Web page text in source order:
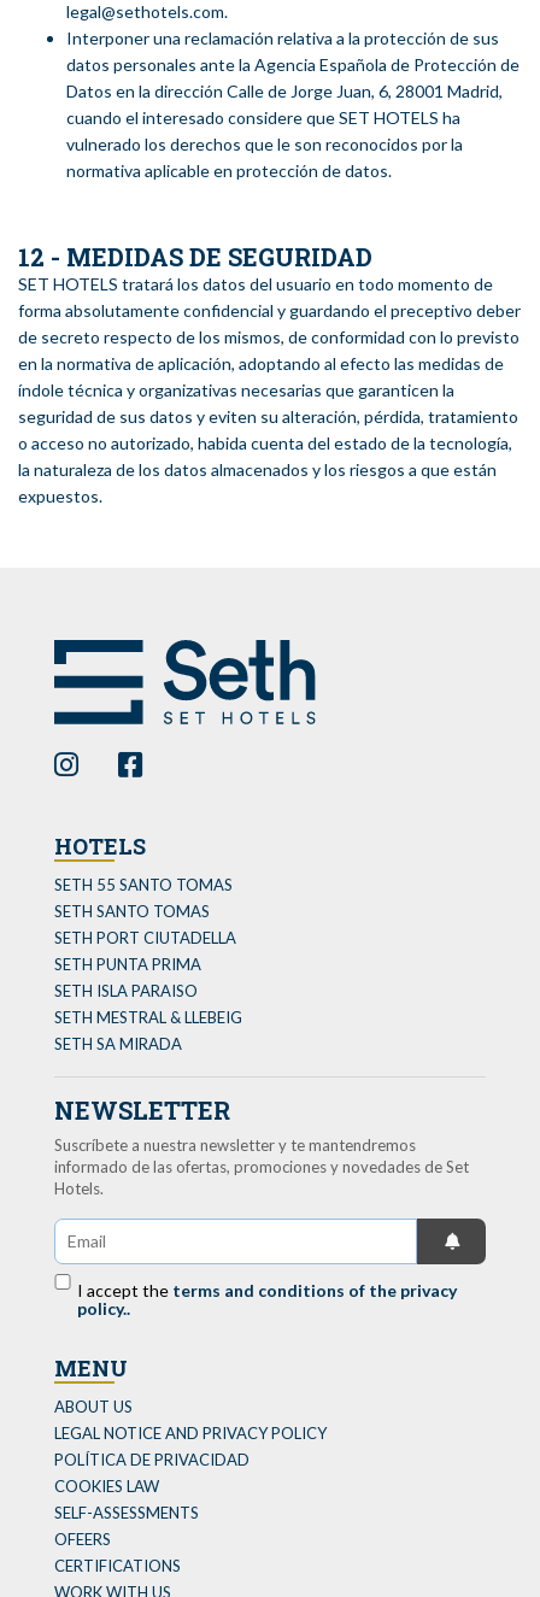
legal@sethotels.com.
Interponer una reclamación relativa a la protección de sus
datos personales ante la Agencia Española de Protección de
Datos en la dirección Calle de Jorge Juan, 6, 28001 Madrid,
cuando el interesado considere que SET HOTELS ha
vulnerado los derechos que le son reconocidos por la
normativa aplicable en protección de datos.
12 - MEDIDAS DE SEGURIDAD
SET HOTELS tratará los datos del usuario en todo momento de
forma absolutamente confidencial y guardando el preceptivo deber
de secreto respecto de los mismos, de conformidad con lo previsto
en la normativa de aplicación, adoptando al efecto las medidas de
índole técnica y organizativas necesarias que garanticen la
seguridad de sus datos y eviten su alteración, pérdida, tratamiento
o acceso no autorizado, habida cuenta del estado de la tecnología,
la naturaleza de los datos almacenados y los riesgos a que están
expuestos.
HOTELS
SETH 55 SANTO TOMAS
SETH SANTO TOMAS
SETH PORT CIUTADELLA
SETH PUNTA PRIMA
SETH ISLA PARAISO
SETH MESTRAL & LLEBEIG
SETH SA MIRADA
NEWSLETTER
Suscríbete a nuestra newsletter y te mantendremos
informado de las ofertas, promociones y novedades de Set
Hotels.
I accept the terms and conditions of the privacy
policy..
MENU
ABOUT US
LEGAL NOTICE AND PRIVACY POLICY
POLÍTICA DE PRIVACIDAD
COOKIES LAW
SELF-ASSESSMENTS
OFEERS
CERTIFICATIONS
WORK WITH US